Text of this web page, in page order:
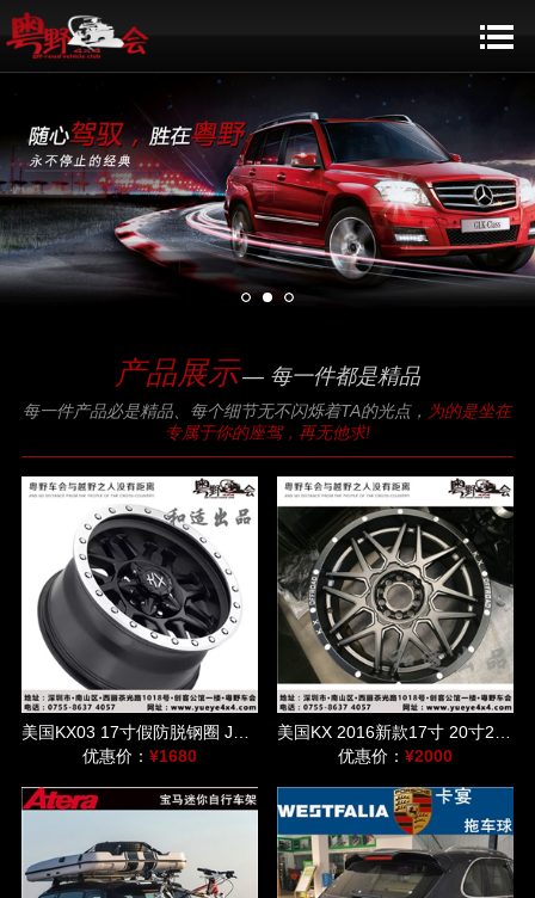
产品展示— 每一件都是精品
每一件产品必是精品、每个细节无不闪烁着TA的光点， 为的是坐在
专属于你的座驾，再无他求!
优惠价： ¥1680
优惠价：¥2000